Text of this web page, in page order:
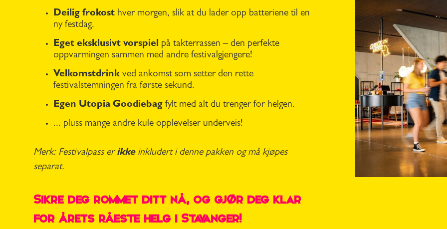
Deilig frokost hver morgen, slik at du lader opp batteriene til en
ny festdag.
Eget eksklusivt vorspiel på takterrassen – den perfekte
oppvarmingen sammen med andre festivalgjengere!
Velkomstdrink ved ankomst som setter den rette
festivalstemningen fra første sekund.
Egen Utopia Goodiebag fylt med alt du trenger for helgen.
... pluss mange andre kule opplevelser underveis!
Merk: Festivalpass erikkeinkludert i denne pakken og må kjøpes
separat.
Sikre deg rommet ditt nå, og gjør deg klar
for årets råeste helg i Stavanger!